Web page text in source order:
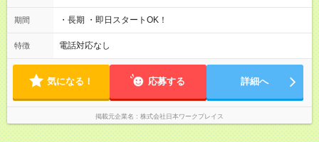
期間 ・長期 ・即日スタートOK！
特徴 電話対応なし
気になる！ 応募する 詳細へ
掲載元企業名 株式会社日本ワークプレイス